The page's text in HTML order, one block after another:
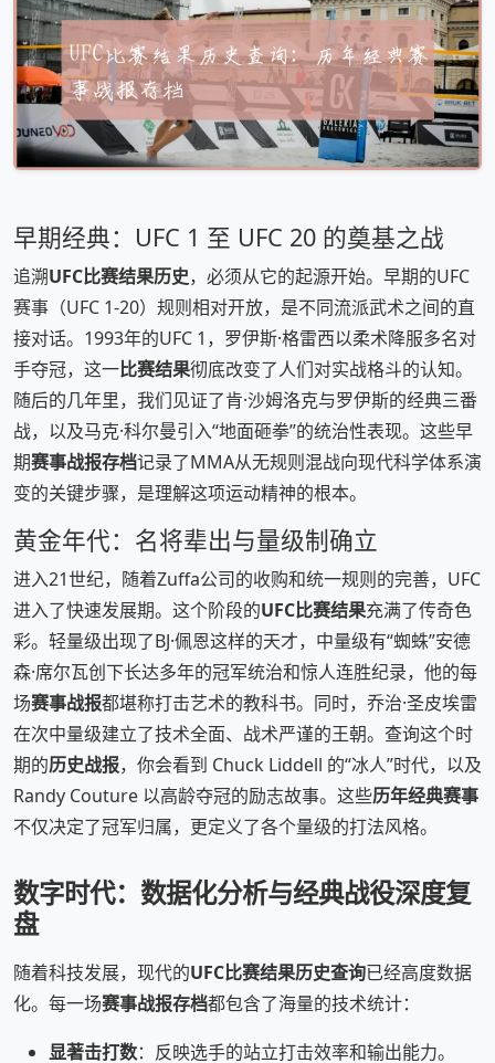
早期经典：UFC 1 至 UFC 20 的奠基之战
追溯UFC比赛结果历史，必须从它的起源开始。早期的UFC
赛事（UFC 1-20）规则相对开放，是不同流派武术之间的直
接对话。1993年的UFC 1，罗伊斯·格雷西以柔术降服多名对
手夺冠，这一比赛结果彻底改变了人们对实战格斗的认知。
随后的几年里，我们见证了肯·沙姆洛克与罗伊斯的经典三番
战，以及马克·科尔曼引入“地面砸拳”的统治性表现。这些早
期赛事战报存档记录了MMA从无规则混战向现代科学体系演
变的关键步骤，是理解这项运动精神的根本。
黄金年代：名将辈出与量级制确立
进入21世纪，随着Zuffa公司的收购和统一规则的完善，UFC
进入了快速发展期。这个阶段的UFC比赛结果充满了传奇色
彩。轻量级出现了BJ·佩恩这样的天才，中量级有“蜘蛛”安德
森·席尔瓦创下长达多年的冠军统治和惊人连胜纪录，他的每
场赛事战报都堪称打击艺术的教科书。同时，乔治·圣皮埃雷
在次中量级建立了技术全面、战术严谨的王朝。查询这个时
期的历史战报，你会看到 Chuck Liddell 的“冰人”时代，以及
Randy Couture 以高龄夺冠的励志故事。这些历年经典赛事
不仅决定了冠军归属，更定义了各个量级的打法风格。
数字时代：数据化分析与经典战役深度复
盘
随着科技发展，现代的UFC比赛结果历史查询已经高度数据
化。每一场赛事战报存档都包含了海量的技术统计：
显著击打数：反映选手的站立打击效率和输出能力。